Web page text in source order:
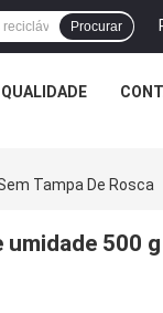
Procurar
Tampa De Rosca
500